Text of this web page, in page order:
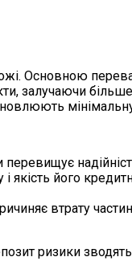
Основною
залучаючи
якість його
втрату
ризики